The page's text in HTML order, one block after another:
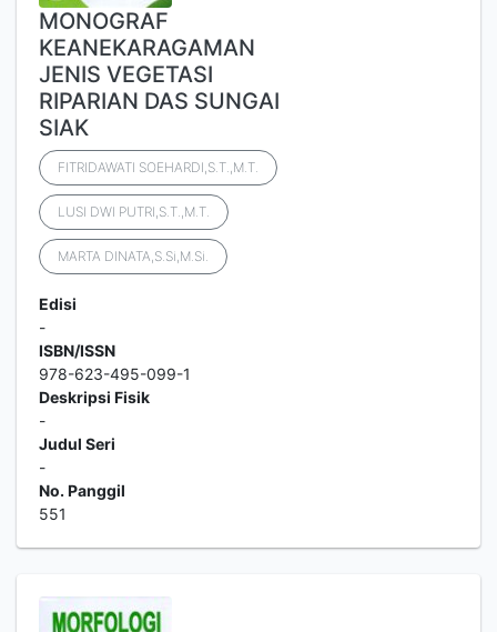
MONOGRAF
KEANEKARAGAMAN
JENIS VEGETASI
RIPARIAN DAS SUNGAI
SIAK
FITRIDAWATI SOEHARDI,S.T.,M.T.
LUSI DWI PUTRI,S.T.,M.T.
MARTA DINATA,S.Si,M.Si.
Edisi
-
ISBN/ISSN
978-623-495-099-1
Deskripsi Fisik
-
Judul Seri
-
No. Panggil
551